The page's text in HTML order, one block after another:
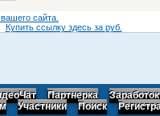
сайта.
Купить ссылку здесь за руб.
Партнерка
Участники Поиск